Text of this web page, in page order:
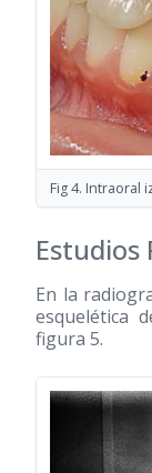
Fig 4. Intraoral
Estudios
En la
esquelética
figura 5.